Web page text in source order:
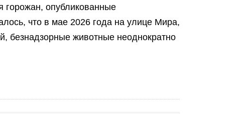
горожан, опубликованные
что в мае 2026 года на улице Мира,
безнадзорные животные неоднократно